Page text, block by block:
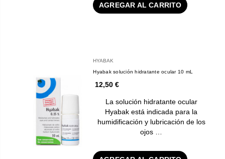
AGREGAR AL CARRITO
HYABAK
Hyabak solución hidratante ocular 10 mL
12,50 €
La solución hidratante ocular
Hyabak está indicada para la
humidificación y lubricación de los
ojos …